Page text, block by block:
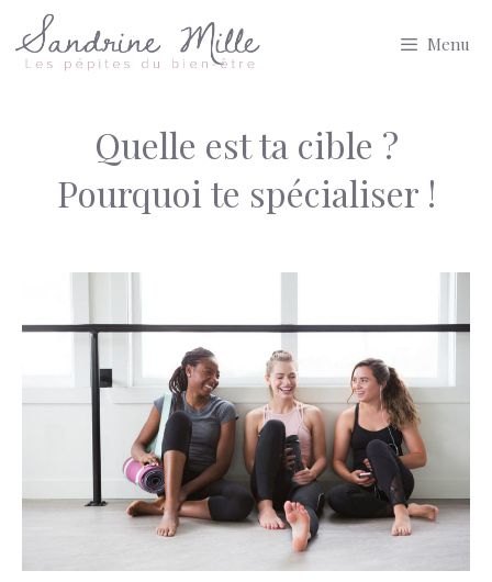
au
Menu
Quelle est ta cible ?
Pourquoi te spécialiser !